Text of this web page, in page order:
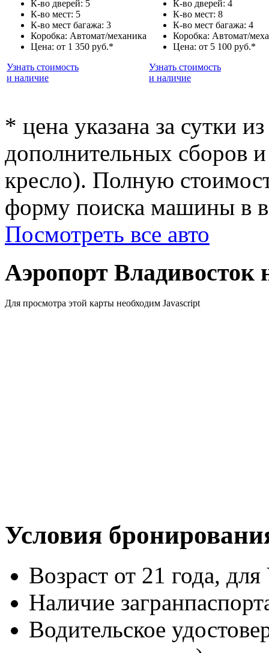
К-во дверей: 5
К-во мест: 5
К-во мест багажа: 3
Коробка: Автомат/механика
Цена: от 1 350 руб.*
Узнать стоимость
и наличие
К-во дверей: 4
К-во мест: 8
К-во мест багажа: 4
Коробка: Автомат/
Цена: от 5 100 руб.*
Узнать стоимость
и наличие
* цена указана за сутки
дополнительных сборов
кресло). Полную
форму поиска машины в
Посмотреть все авто
Аэропорт Владивосток
Для просмотра этой карты необходим Javascript
Условия
Возраст от 21 года,
Наличие
Водительское